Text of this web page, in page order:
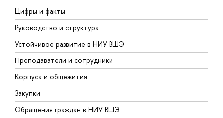
Цифры и факты
Руководство и структура
Устойчивое развитие в НИУ ВШЭ
Преподаватели и сотрудники
Корпуса и общежития
Закупки
Обращения граждан в НИУ ВШЭ